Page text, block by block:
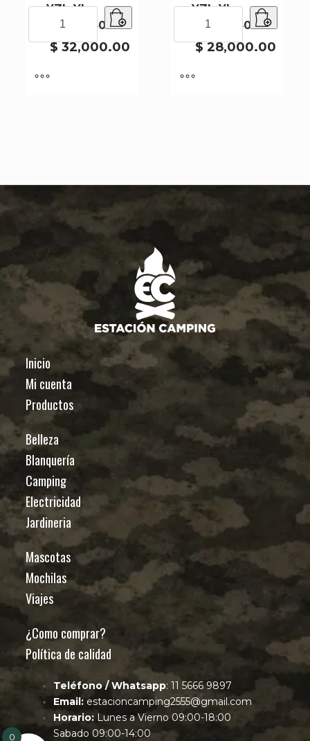
YZL-YL-
9489 – 40
$32,000.00
LB6000
YZL-
9489
YZL-YL-
9487 – 40
$28,000.00
LB4000
YZL-
9487
Inicio
Mi cuenta
Productos
Belleza
Blanquería
Camping
Electricidad
Jardineria
Mascotas
Mochilas
Viajes
¿Como comprar?
Política de calidad
Teléfono / Whatsapp: 11 5666 9897
Email: estacioncamping2555@gmail.com
Horario: Lunes a Vierno 09:00-18:00
Sabado 09:00-14:00
0